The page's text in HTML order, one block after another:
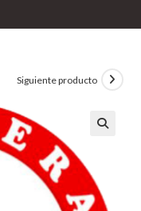
Siguiente producto